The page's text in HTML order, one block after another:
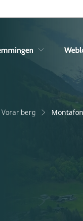
Vorarlberg Montafon